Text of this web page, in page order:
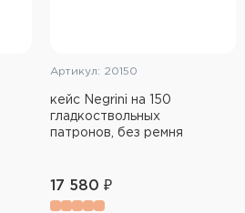
Артикул: 20150
кейс Negrini на 150
гладкоствольных
патронов, без ремня
17 580 ₽